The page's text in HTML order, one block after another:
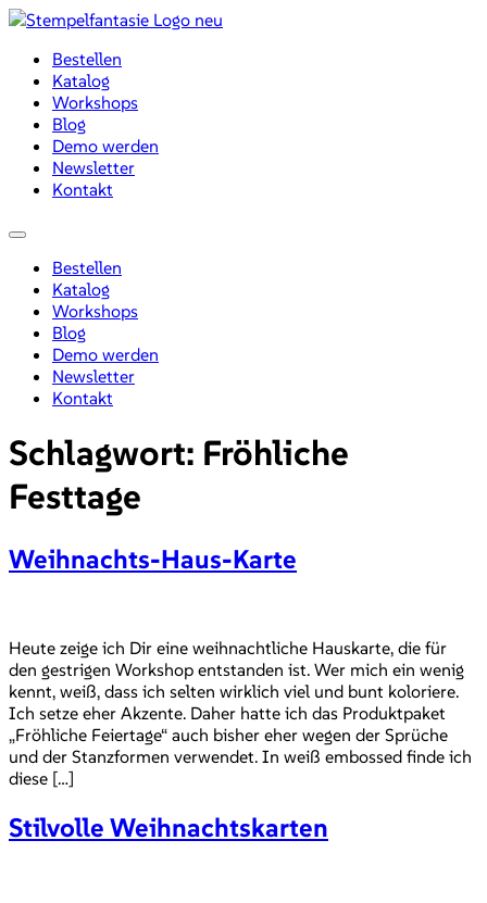
Zum
wechselnBestellen
Katalog
Workshops
Blog
Demo werden
Newsletter
Kontakt
Menü
Bestellen
Katalog
Workshops
Blog
Demo werden
Newsletter
Kontakt
Schlagwort: Fröhliche
Festtage
Weihnachts-Haus-Karte
Heute zeige ich Dir eine weihnachtliche Hauskarte, die für
den gestrigen Workshop entstanden ist. Wer mich ein wenig
kennt, weiß, dass ich selten wirklich viel und bunt koloriere.
Ich setze eher Akzente. Daher hatte ich das Produktpaket
„Fröhliche Feiertage“ auch bisher eher wegen der Sprüche
und der Stanzformen verwendet. In weiß embossed finde ich
diese […]
Stilvolle Weihnachtskarten